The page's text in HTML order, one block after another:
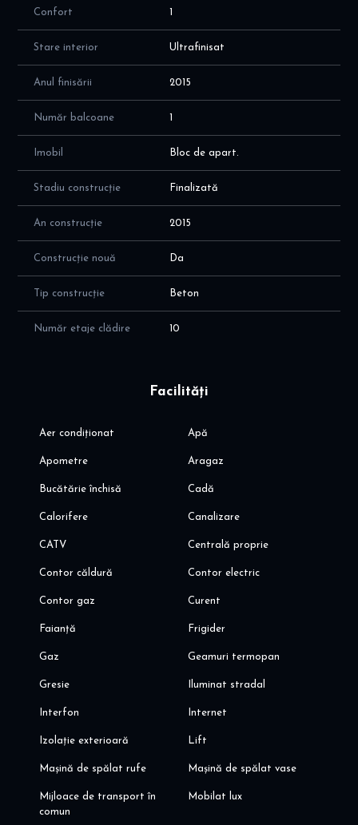
Confort 1
Stare interior Ultrafinisat
Anul finisării 2015
Număr balcoane 1
Imobil Bloc de apart.
Stadiu construcție Finalizată
An construcție 2015
Construcție nouă Da
Tip construcție Beton
Număr etaje clădire 10
Facilități
Aer condiționat Apă
Apometre Aragaz
Bucătărie închisă Cadă
Calorifere Canalizare
CATV Centrală proprie
Contor căldură Contor electric
Contor gaz Curent
Faianță Frigider
Gaz Geamuri termopan
Gresie Iluminat stradal
Interfon Internet
Izolație exterioară Lift
Mașină de spălat rufe Mașină de spălat vase
Mijloace de transport în
comun
Mobilat lux